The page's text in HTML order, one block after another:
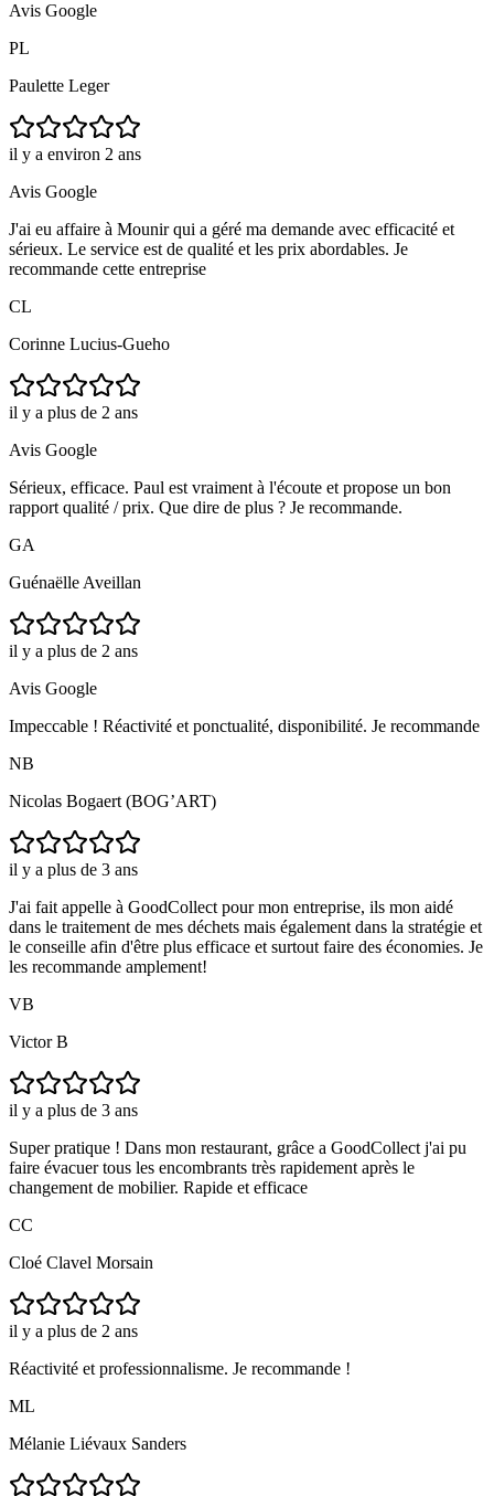
Avis Google
PL
Paulette Leger
il y a environ 2 ans
Avis Google
J'ai eu affaire à Mounir qui a géré ma demande avec efficacité et
sérieux. Le service est de qualité et les prix abordables. Je
recommande cette entreprise
CL
Corinne Lucius-Gueho
il y a plus de 2 ans
Avis Google
Sérieux, efficace. Paul est vraiment à l'écoute et propose un bon
rapport qualité / prix. Que dire de plus ? Je recommande.
GA
Guénaëlle Aveillan
il y a plus de 2 ans
Avis Google
Impeccable ! Réactivité et ponctualité, disponibilité. Je recommande
NB
Nicolas Bogaert (BOG’ART)
il y a plus de 3 ans
J'ai fait appelle à GoodCollect pour mon entreprise, ils mon aidé
dans le traitement de mes déchets mais également dans la stratégie et
le conseille afin d'être plus efficace et surtout faire des économies. Je
les recommande amplement!
VB
Victor B
il y a plus de 3 ans
Super pratique ! Dans mon restaurant, grâce a GoodCollect j'ai pu
faire évacuer tous les encombrants très rapidement après le
changement de mobilier. Rapide et efficace
CC
Cloé Clavel Morsain
il y a plus de 2 ans
Réactivité et professionnalisme. Je recommande !
ML
Mélanie Liévaux Sanders